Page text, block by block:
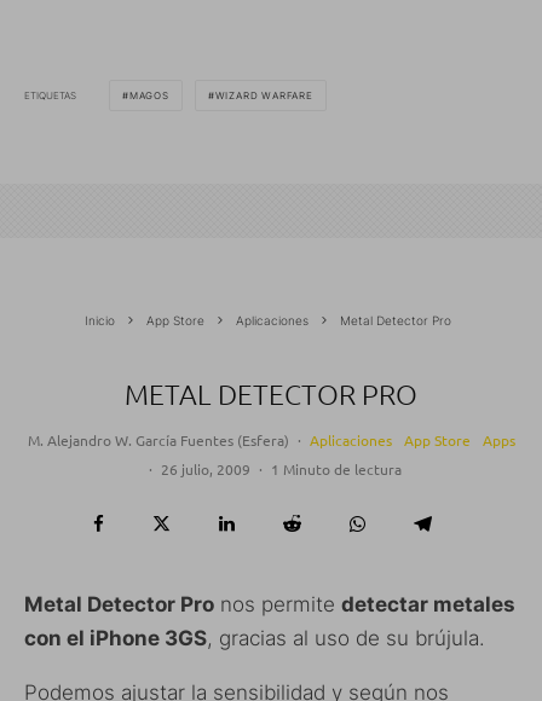
ETIQUETAS MAGOS WIZARD WARFARE
Inicio App Store Aplicaciones Metal Detector Pro
METAL DETECTOR PRO
M. Alejandro W. García Fuentes (Esfera) · Aplicaciones App Store
Apps
· 26 julio, 2009 · 1 Minuto de lectura
Metal Detector Pro nos permite detectar metales
con el iPhone 3GS, gracias al uso de su brújula.
Podemos ajustar la sensibilidad y según nos